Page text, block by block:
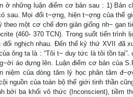
ở những luận điểm cơ bản sau : 1) Bản
sau. Mọi đối t−ợng, hiện t−ợng của thể
theo một cơ chế đơn giản giống nh− gan
(460- 370 TCN). Trong suốt tiến
đối nghịch nhau. Đến thể kỷ thứ XVII đã
ông ta là : “Tôi t− duy tức là tôi tồn
áo dựng lên. Luận điểm cơ bản của
niệm của dòng tâm lý học phân tâm
nguồn của toàn bộ thế giới tinh thần
bởi ba khối vô thức (Inconscient), tiềm